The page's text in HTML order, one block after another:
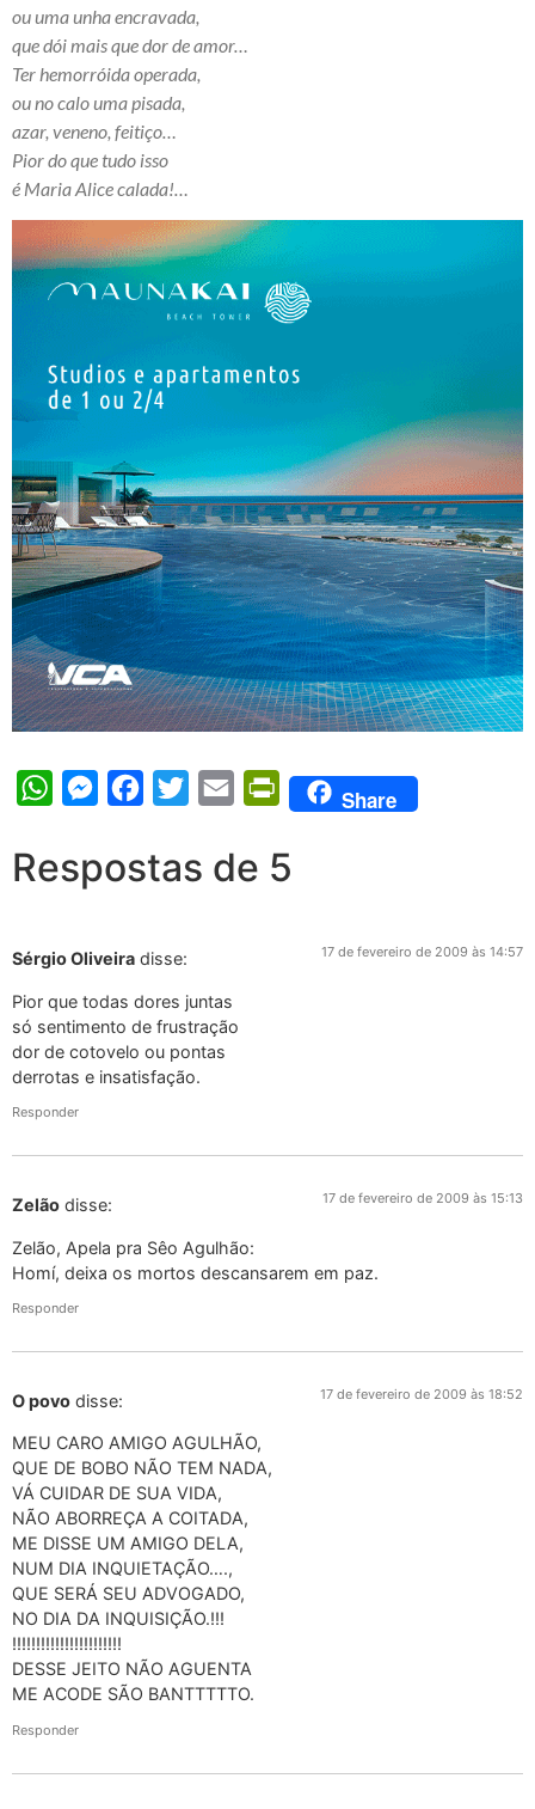
ou uma unha encravada,
que dói mais que dor de amor…
Ter hemorróida operada,
ou no calo uma pisada,
azar, veneno, feitiço…
Pior do que tudo isso
é Maria Alice calada!…
WhatsAppMessengerFacebook
Twitter Email PrintFriendly
Share
Respostas de 5
Sérgio Oliveira disse: 17 de fevereiro de 2009 às 14:57
Pior que todas dores juntas
só sentimento de frustração
dor de cotovelo ou pontas
derrotas e insatisfação.
Responder
Zelão disse: 17 de fevereiro de 2009 às 15:13
Zelão, Apela pra Sêo Agulhão:
Homí, deixa os mortos descansarem em paz.
Responder
O povo disse: 17 de fevereiro de 2009 às 18:52
MEU CARO AMIGO AGULHÃO,
QUE DE BOBO NÃO TEM NADA,
VÁ CUIDAR DE SUA VIDA,
NÃO ABORREÇA A COITADA,
ME DISSE UM AMIGO DELA,
NUM DIA INQUIETAÇÃO….,
QUE SERÁ SEU ADVOGADO,
NO DIA DA INQUISIÇÃO.!!!
!!!!!!!!!!!!!!!!!!!!!!!
DESSE JEITO NÃO AGUENTA
ME ACODE SÃO BANTTTTTO.
Responder